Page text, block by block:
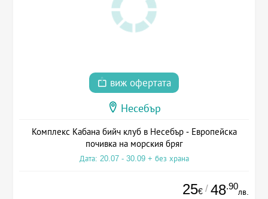
виж офертата
Несебър
Комплекс Кабана бийч клуб в Несебър - Европейска
почивка на морския бряг
Дата: 20.07 - 30.09 + без храна
25€ / 48.90
лв.